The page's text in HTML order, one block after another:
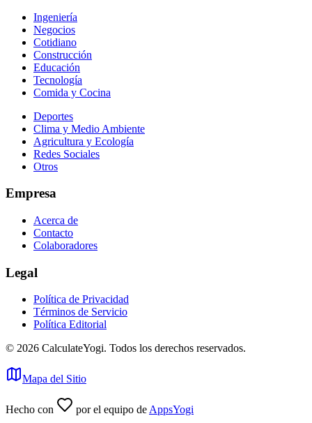
Ingeniería
Negocios
Cotidiano
Construcción
Educación
Tecnología
Comida y Cocina
Deportes
Clima y Medio Ambiente
Agricultura y Ecología
Redes Sociales
Otros
Empresa
Acerca de
Contacto
Colaboradores
Legal
Política de Privacidad
Términos de Servicio
Política Editorial
© 2026 CalculateYogi. Todos los derechos reservados.
Mapa del Sitio
Hecho con por el equipo deAppsYogi